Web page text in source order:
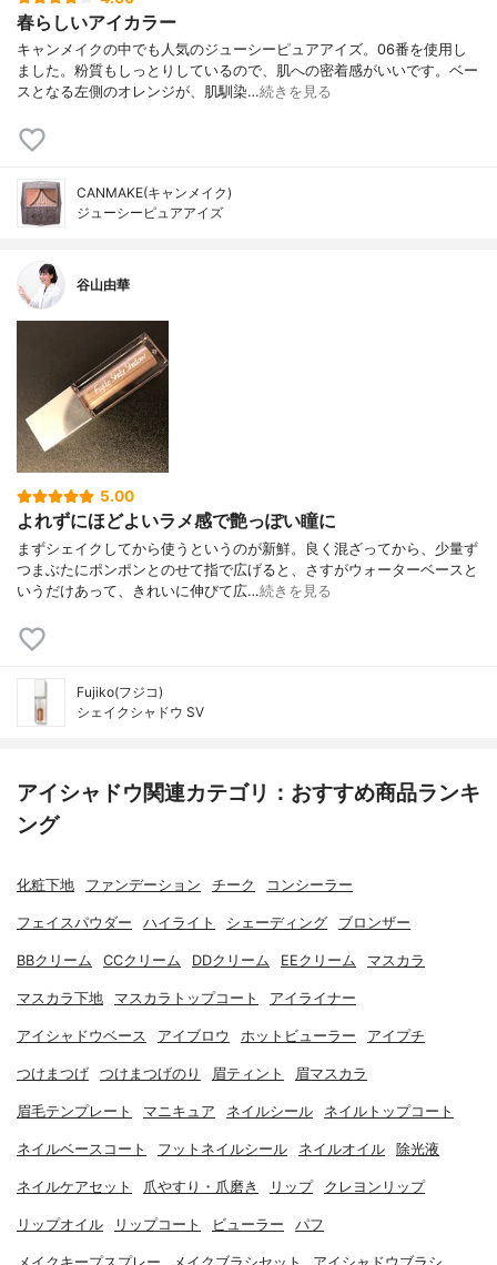
春らしいアイカラー
キャンメイクの中でも人気のジューシーピュアアイズ。06番を使用し
ました。粉質もしっとりしているので、肌への密着感がいいです。ベー
スとなる左側のオレンジが、肌馴染…続きを見る
CANMAKE(キャンメイク)
ジューシーピュアアイズ
谷山由華
5.00
よれずにほどよいラメ感で艶っぽい瞳に
まずシェイクしてから使うというのが新鮮。良く混ざってから、少量ず
つまぶたにポンポンとのせて指で広げると、さすがウォーターベースと
いうだけあって、きれいに伸びて広…続きを見る
Fujiko(フジコ)
シェイクシャドウ SV
アイシャドウ関連カテゴリ：おすすめ商品ランキ
ング
化粧下地 ファンデーション チーク コンシーラー
フェイスパウダー ハイライト シェーディング ブロンザー
BBクリーム CCクリーム DDクリーム EEクリーム マスカラ
マスカラ下地 マスカラトップコート アイライナー
アイシャドウベース アイブロウ ホットビューラー アイプチ
つけまつげ つけまつげのり 眉ティント 眉マスカラ
眉毛テンプレート マニキュア ネイルシール ネイルトップコート
ネイルベースコート フットネイルシール ネイルオイル 除光液
ネイルケアセット 爪やすり・爪磨き リップ クレヨンリップ
リップオイル リップコート ビューラー パフ